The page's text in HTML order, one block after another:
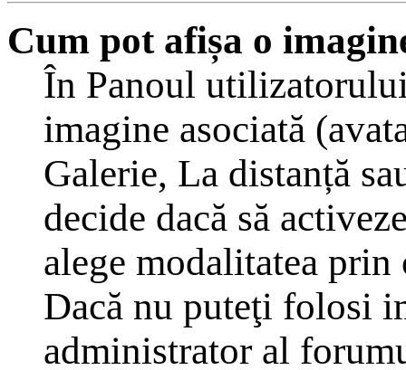
Cum pot afișa o
În Panoul
imagine asociată
Galerie, La distanță
decide dacă să
alege modalitatea
Dacă nu puteţi folosi
administrator al